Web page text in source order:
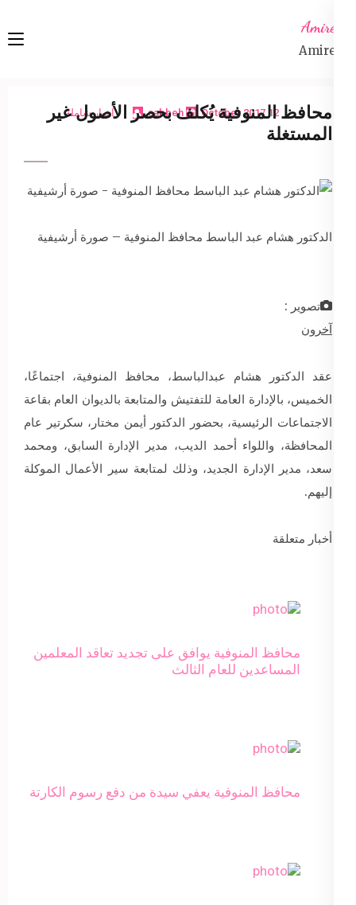
content
Amireta
Amireta
12 October 2017
sabbeh اخبار شاملة
محافظ المنوفية يُكلف بحصر الأصول غير
المستغلة
الدكتور هشام عبد الباسط محافظ المنوفية – صورة أرشيفية
تصوير :
آخرون
عقد الدكتور هشام عبدالباسط، محافظ المنوفية، اجتماعًا،
الخميس، بالإدارة العامة للتفتيش والمتابعة بالديوان العام بقاعة
الاجتماعات الرئيسية، بحضور الدكتور أيمن مختار، سكرتير عام
المحافظة، واللواء أحمد الديب، مدير الإدارة السابق، ومحمد
سعد، مدير الإدارة الجديد، وذلك لمتابعة سير الأعمال الموكلة
إليهم.
أخبار متعلقة
محافظ المنوفية يوافق على تجديد تعاقد المعلمين
المساعدين للعام الثالث
محافظ المنوفية يعفي سيدة من دفع رسوم الكارتة